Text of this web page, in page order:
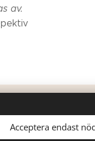
av.
Acceptera endast